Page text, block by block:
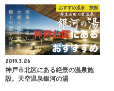
おすすめ温泉、旅館
2019.3.26
神戸市北区にある絶景の温泉施
設。天空温泉銀河の湯